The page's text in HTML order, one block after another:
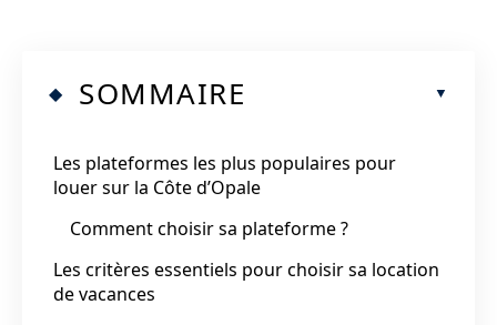
SOMMAIRE
Les plateformes les plus populaires pour
louer sur la Côte d’Opale
Comment choisir sa plateforme ?
Les critères essentiels pour choisir sa location
de vacances